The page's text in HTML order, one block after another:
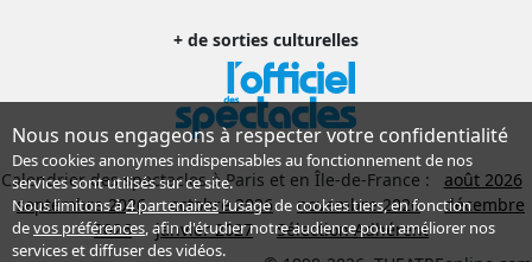
+ de sorties culturelles
Calendrier des spectacles à Paris et en Île-de-France :
août 2026
septembre 2026
octobre 2026 novembre 2026
décembre
2026
janvier 2027
Sélection Adhérent
Nous nous engageons à respecter votre confidentialité
Des cookies anonymes indispensables au fonctionnement de nos
services sont utilisés sur ce site.
Nous limitons à4 partenairesl’usage de cookies tiers, en fonction
devos préférences, afin d'étudier notre audience pour améliorer nos
services et diffuser des vidéos.